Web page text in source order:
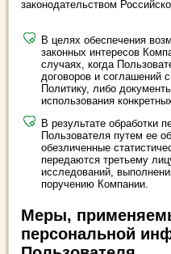
законодательством
В целях обеспечения
законных интересов
случаях, когда
договоров и соглашений
Политику, либо
использования
В результате обработки
Пользователя путем ее
обезличенные
передаются третьему
исследований,
поручению Компании.
​Меры,
персональной